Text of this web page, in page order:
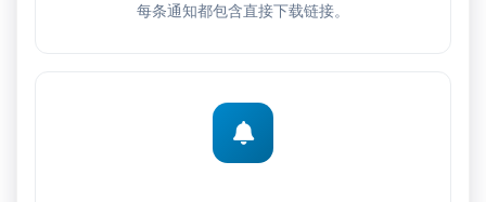
每条通知都包含直接下载链接。